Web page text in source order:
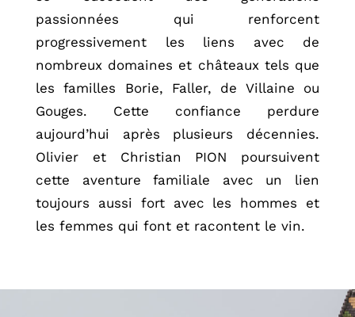
passionnées qui renforcent
progressivement les liens avec de
nombreux domaines et châteaux tels que
les familles Borie, Faller, de Villaine ou
Gouges. Cette confiance perdure
aujourd’hui après plusieurs décennies.
Olivier et Christian PION poursuivent
cette aventure familiale avec un lien
toujours aussi fort avec les hommes et
les femmes qui font et racontent le vin.